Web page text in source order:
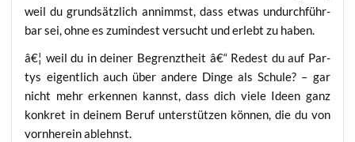
weil du grund­sätz­lich annimmst, dass etwas undurch­führ­
bar sei, ohne es zumin­dest ver­sucht und erlebt zu haben.
â€¦ weil du in dei­ner Begrenzt­heit â€“ Redest du auf Par­
tys eigent­lich auch über ande­re Din­ge als Schu­le? – gar
nicht mehr erken­nen kannst, dass dich vie­le Ideen ganz
kon­kret in dei­nem Beruf unter­stüt­zen kön­nen, die du von
vorn­her­ein ablehnst.